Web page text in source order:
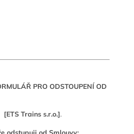
PRO ODSTOUPENÍ OD
[ETS Trains s.r.o.].